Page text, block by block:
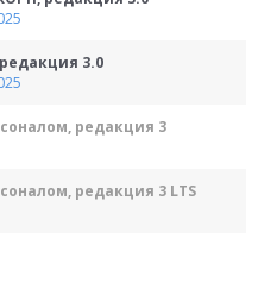
3.0
редакция 3
редакция 3 LTS